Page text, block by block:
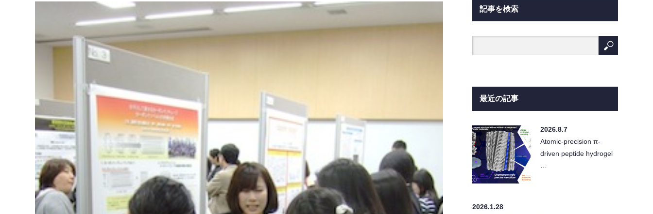
記事を検索
最近の記事
2026.8.7
Atomic-precision π-
driven peptide hydrogel
2026.1.28